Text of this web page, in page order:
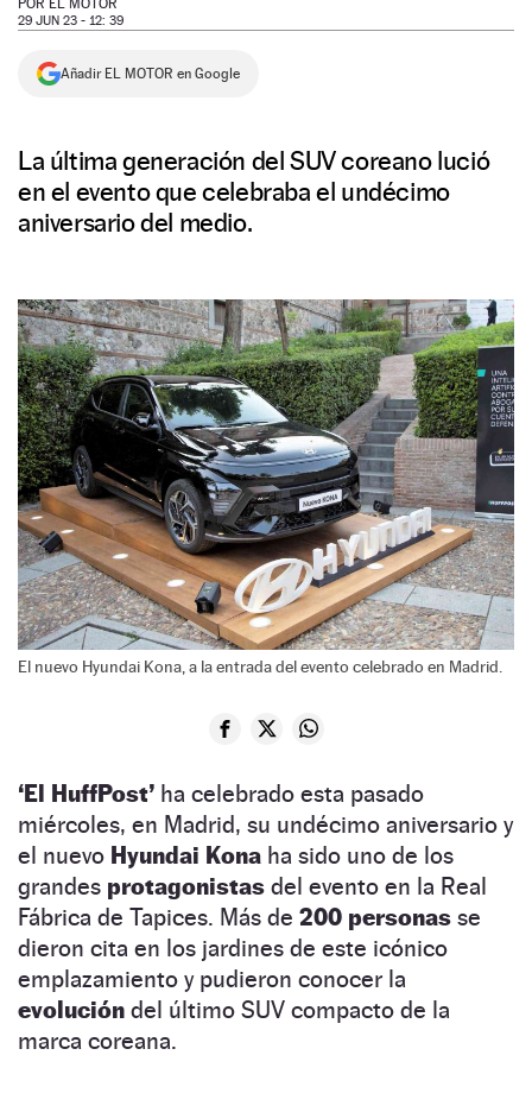
NEWSLETTER
POR EL MOTOR
29 JUN 23 - 12: 39
Añadir EL MOTOR en Google
La última generación del SUV coreano lució
en el evento que celebraba el undécimo
aniversario del medio.
El nuevo Hyundai Kona, a la entrada del evento celebrado en Madrid.
‘El HuffPost’ ha celebrado esta pasado
miércoles, en Madrid, su undécimo aniversario y
el nuevo Hyundai Kona ha sido uno de los
grandes protagonistas del evento en la Real
Fábrica de Tapices. Más de 200 personas se
dieron cita en los jardines de este icónico
emplazamiento y pudieron conocer la
evolución del último SUV compacto de la
marca coreana.